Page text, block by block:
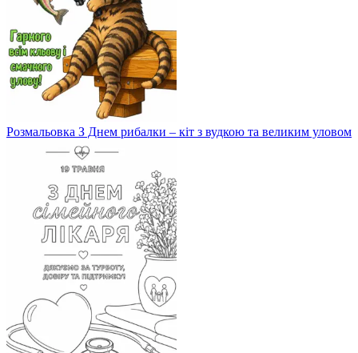
Розмальовка З Днем рибалки – кіт з вудкою та великим уловом